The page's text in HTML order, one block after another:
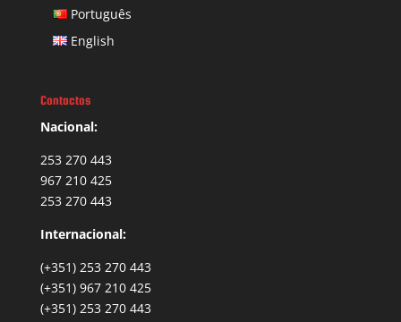
Português
English
Contactos
Nacional:
253 270 443
967 210 425
253 270 443
Internacional:
(+351) 253 270 443
(+351) 967 210 425
(+351) 253 270 443